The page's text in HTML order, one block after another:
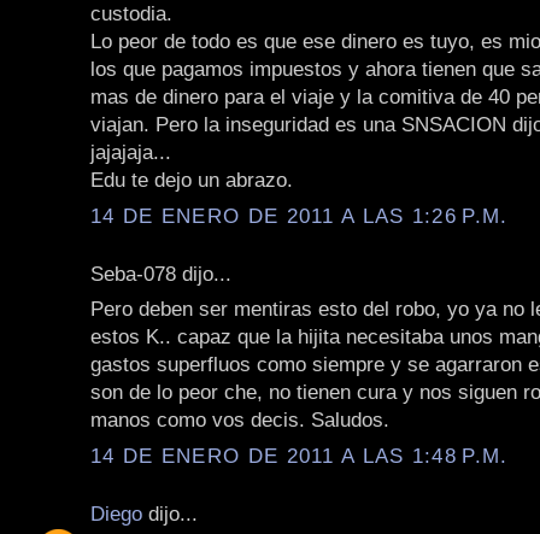
custodia.
Lo peor de todo es que ese dinero es tuyo, es
los que pagamos impuestos y ahora tienen que
mas de dinero para el viaje y la comitiva de 40
viajan. Pero la inseguridad es una SNSACION
jajajaja...
Edu te dejo un abrazo.
14 DE ENERO DE 2011 A LAS 1:26 P.M.
Seba-078 dijo...
Pero deben ser mentiras esto del robo, yo ya no
estos K.. capaz que la hijita necesitaba unos
gastos superfluos como siempre y se agarraron
son de lo peor che, no tienen cura y nos siguen
manos como vos decis. Saludos.
14 DE ENERO DE 2011 A LAS 1:48 P.M.
Diego dijo...